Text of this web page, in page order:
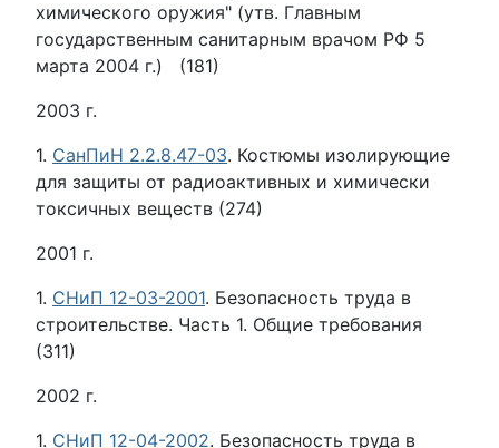
химического оружия" (утв. Главным
государственным санитарным врачом РФ 5
марта 2004 г.) (181)
2003 г.
1. СанПиН 2.2.8.47-03. Костюмы изолирующие
для защиты от радиоактивных и химически
токсичных веществ (274)
2001 г.
1. СНиП 12-03-2001. Безопасность труда в
строительстве. Часть 1. Общие требования
(311)
2002 г.
1. СНиП 12-04-2002. Безопасность труда в